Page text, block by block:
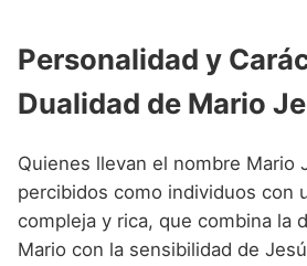
Personalidad y
Dualidad de Mario
Quienes llevan el nombre Mario
percibidos como individuos con
compleja y rica, que combina la
Mario con la sensibilidad de